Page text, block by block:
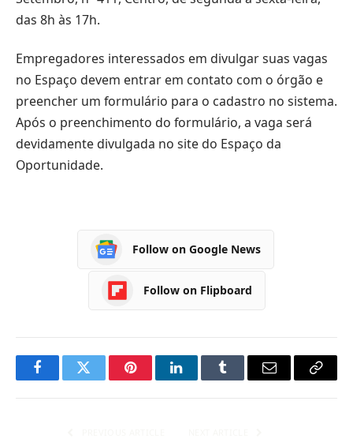
das 8h às 17h.
Empregadores interessados em divulgar suas vagas
no Espaço devem entrar em contato com o órgão e
preencher um formulário para o cadastro no sistema.
Após o preenchimento do formulário, a vaga será
devidamente divulgada no site do Espaço da
Oportunidade.
Follow on Google News
Follow on Flipboard
FacebookTwitter PinterestLinkedInTumblr Email
Copy